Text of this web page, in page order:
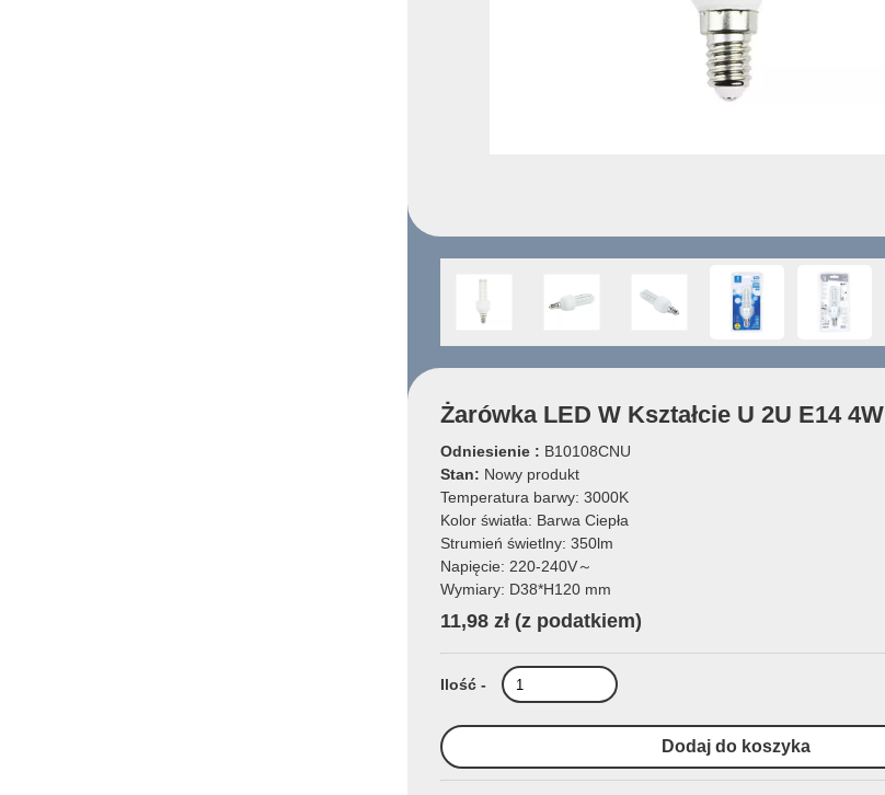
Żarówka LED W Kształcie U 2U E14 4W
Odniesienie : B10108CNU
Stan: Nowy produkt
Temperatura barwy: 3000K
Kolor światła: Barwa Ciepła
Strumień świetlny: 350lm
Napięcie: 220-240V～
Wymiary: D38*H120 mm
11,98 zł (z podatkiem)
Ilość -